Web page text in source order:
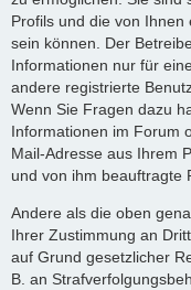
Profils und die von
sein können. Der
Informationen nur für
andere registrierte
Wenn Sie Fragen dazu
Informationen im Forum
Mail-Adresse aus Ihrem
und von ihm beauftragte
Andere als die oben
Ihrer Zustimmung an
auf Grund gesetzlicher
B. an